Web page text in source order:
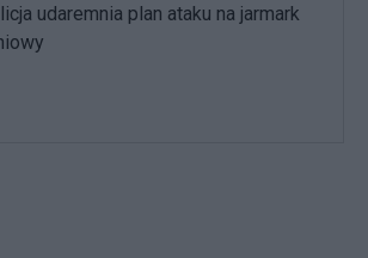
udaremnia plan ataku na jarmark